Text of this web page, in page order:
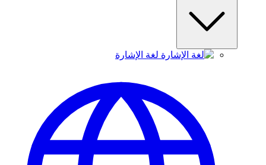
لغة الإشارة